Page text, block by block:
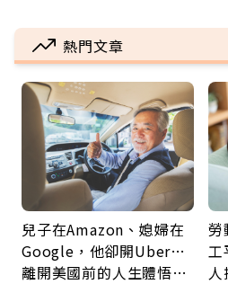
熱門文章
兒子在Amazon、媳婦在
Google，他卻開Uber…
離開美國前的人生體悟：
勞
工